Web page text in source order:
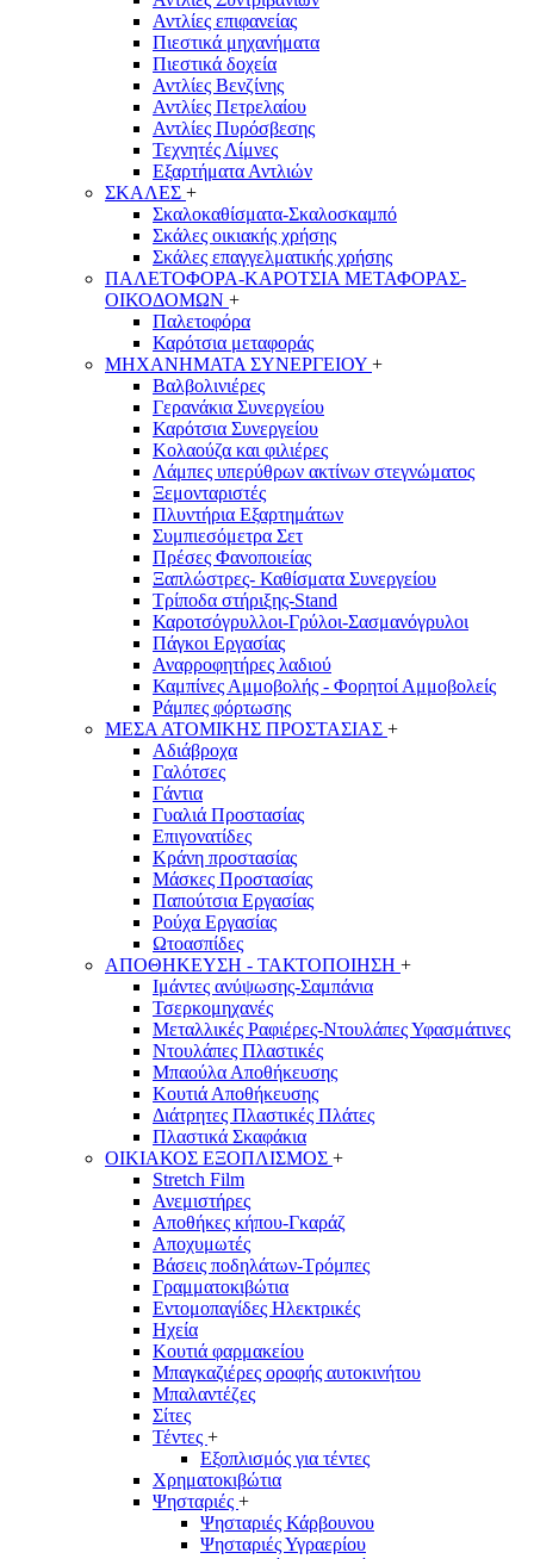
Αντλίες επιφανείας
Πιεστικά μηχανήματα
Πιεστικά δοχεία
Αντλίες Βενζίνης
Αντλίες Πετρελαίου
Αντλίες Πυρόσβεσης
Τεχνητές Λίμνες
Εξαρτήματα Αντλιών
ΣΚΑΛΕΣ +
Σκαλοκαθίσματα-Σκαλοσκαμπό
Σκάλες οικιακής χρήσης
Σκάλες επαγγελματικής χρήσης
ΠΑΛΕΤΟΦΟΡΑ-ΚΑΡΟΤΣΙΑ ΜΕΤΑΦΟΡΑΣ-
ΟΙΚΟΔΟΜΩΝ +
Παλετοφόρα
Καρότσια μεταφοράς
ΜΗΧΑΝΗΜΑΤΑ ΣΥΝΕΡΓΕΙΟΥ +
Βαλβολινιέρες
Γερανάκια Συνεργείου
Καρότσια Συνεργείου
Κολαούζα και φιλιέρες
Λάμπες υπερύθρων ακτίνων στεγνώματος
Ξεμονταριστές
Πλυντήρια Εξαρτημάτων
Συμπιεσόμετρα Σετ
Πρέσες Φανοποιείας
Ξαπλώστρες- Καθίσματα Συνεργείου
Τρίποδα στήριξης-Stand
Καροτσόγρυλλοι-Γρύλοι-Σασμανόγρυλοι
Πάγκοι Εργασίας
Αναρροφητήρες λαδιού
Καμπίνες Αμμοβολής - Φορητοί Αμμοβολείς
Ράμπες φόρτωσης
ΜΕΣΑ ΑΤΟΜΙΚΗΣ ΠΡΟΣΤΑΣΙΑΣ +
Αδιάβροχα
Γαλότσες
Γάντια
Γυαλιά Προστασίας
Επιγονατίδες
Κράνη προστασίας
Μάσκες Προστασίας
Παπούτσια Εργασίας
Ρούχα Εργασίας
Ωτοασπίδες
ΑΠΟΘΗΚΕΥΣΗ - ΤΑΚΤΟΠΟΙΗΣΗ +
Ιμάντες ανύψωσης-Σαμπάνια
Τσερκομηχανές
Μεταλλικές Ραφιέρες-Ντουλάπες Υφασμάτινες
Ντουλάπες Πλαστικές
Μπαούλα Αποθήκευσης
Κουτιά Αποθήκευσης
Διάτρητες Πλαστικές Πλάτες
Πλαστικά Σκαφάκια
ΟΙΚΙΑΚΟΣ ΕΞΟΠΛΙΣΜΟΣ +
Stretch Film
Ανεμιστήρες
Αποθήκες κήπου-Γκαράζ
Αποχυμωτές
Βάσεις ποδηλάτων-Τρόμπες
Γραμματοκιβώτια
Εντομοπαγίδες Ηλεκτρικές
Ηχεία
Κουτιά φαρμακείου
Μπαγκαζιέρες οροφής αυτοκινήτου
Μπαλαντέζες
Σίτες
Τέντες +
Εξοπλισμός για τέντες
Χρηματοκιβώτια
Ψησταριές +
Ψησταριές Κάρβουνου
Ψησταριές Υγραερίου